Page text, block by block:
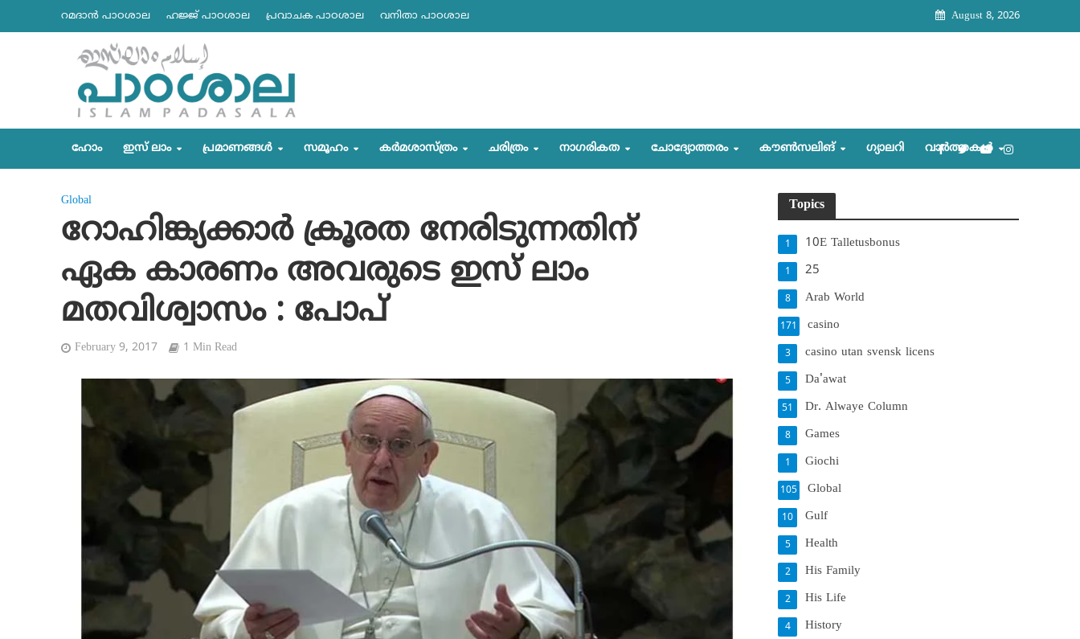
റമദാന്‍ പാഠശാല ഹജ്ജ് പാഠശാല പ്രവാചക പാഠശാല വനിതാ പാഠശാല August 8, 2026
ഹോം ഇസ് ലാം പ്രമാണങ്ങള്‍ സമൂഹം കര്‍മശാസ്ത്രം ചരിത്രം നാഗരികത ചോദ്യോത്തരം കൗണ്‍സലിങ്‌ ഗ്യാലറി വാര്‍ത്തകള്‍
Global
റോഹിങ്ക്യക്കാര്‍ ക്രൂരത നേരിടുന്നതിന്
ഏക കാരണം അവരുടെ ഇസ് ലാം
മതവിശ്വാസം : പോപ്
February 9, 2017 1 Min Read
Topics
10E Talletusbonus
1
25
1
Arab World
8
casino
171
casino utan svensk licens
3
Da'awat
5
Dr. Alwaye Column
51
Games
8
Giochi
1
Global
105
Gulf
10
Health
5
His Family
2
His Life
2
History
4